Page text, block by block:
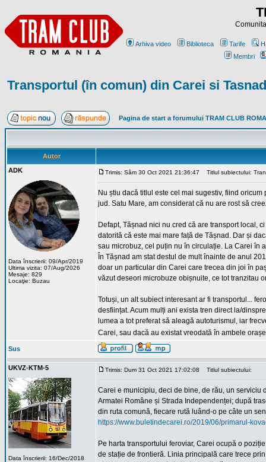
Arhiva video Biblioteca Tarife
Membri
Transportul (în comun) din Carei si Tasnad
Pagina de start a forumului TRAM CLUB
Autor
ADK
Data înscrierii: 09/Apr/2019
Ultima vizita: 07/Aug/2026
Mesaje: 829
Locaţie: Buzau
Trimis: Sâm 30 Oct 2021 21:36:47 Titlul subiectului:
Nu știu dacă titlul este cel mai sugestiv, fiind
jud. Satu Mare, am considerat că nu are rost să
Defapt, Tășnad nici nu cred că are transport local,
datorită că este mai mare față de Tășnad. Dar și
sau microbuz, cel puțin nu în circulație. La Carei în
În Tășnad am stat destul de mult înainte de anul
doar un particular din Carei care trecea din joi în
văzut deseori microbuze obișnuite, ce tot tranzitau
Totuși, un alt subiect interesant ar fi transportul...
desființat. Acum mulți ani exista tren direct la/
lumea a tot preferat să aleagă autoturismul, iar
Carei, sau dacă au existat vreodată în ambele
Sus
UKVZ-KTM-5
Data înscrierii: 16/Dec/2018
Trimis: Dum 31 Oct 2021 17:02:08 Titlul subiectului:
Carei e municipiu, deci de bine, de rău, un serviciu
Armatei Române și Strada Independenței; după
din ruta comună, fiecare rută luând-o pe câte un
https://www.buletindecarei.ro/2019/06/primarul-
Pe harta transportului feroviar, Carei ocupă o
de stație de frontieră. Linia principală care trece